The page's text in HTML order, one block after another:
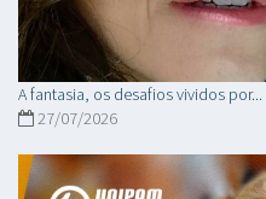
A fantasia, os desafios vividos por...
27/07/2026